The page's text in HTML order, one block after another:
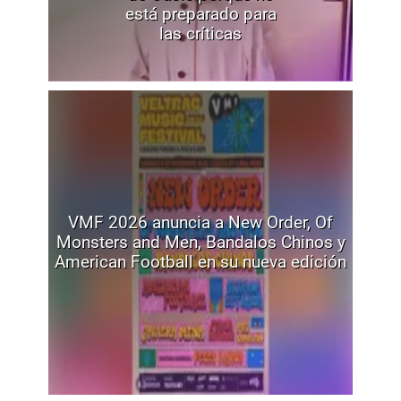
está preparado para
las críticas
VMF 2026 anuncia a New Order, Of
Monsters and Men, Bandalos Chinos y
American Football en su nueva edición